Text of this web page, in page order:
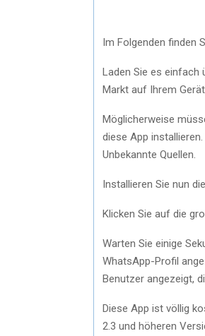
Im Folgenden finden
Laden Sie es einfach
Markt auf Ihrem
Möglicherweise
diese App
Unbekannte Quellen.
Installieren Sie nun
Klicken Sie auf die
Warten Sie einige
WhatsApp-Profil
Benutzer angezeigt,
Diese App ist völlig
2.3 und höheren